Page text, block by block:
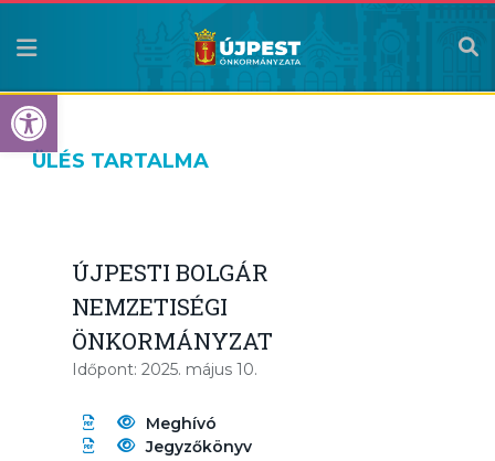
Eszköztár megnyitása
ÜLÉS TARTALMA
ÚJPESTI BOLGÁR
NEMZETISÉGI
ÖNKORMÁNYZAT
Időpont: 2025. május 10.
Meghívó
Jegyzőkönyv